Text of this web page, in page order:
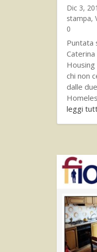
Dic 3,
stampa,
0
Puntata
Housing
chi non
dalle
leggi